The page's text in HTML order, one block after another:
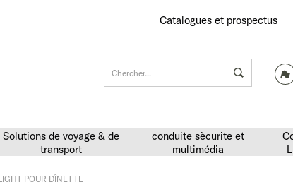
Catalogues et prospectus
Solutions de voyage & de
transport
conduite sècurite et
multimédia
POUR DÎNETTE